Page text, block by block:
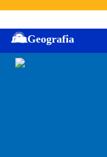
Geografia